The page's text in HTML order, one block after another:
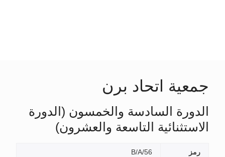
جمعية اتحاد برن
الدورة السادسة والخمسون (الدورة
الاستثنائية التاسعة والعشرون)
رمز
B/A/56